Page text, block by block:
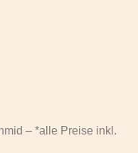
– *alle Preise inkl.